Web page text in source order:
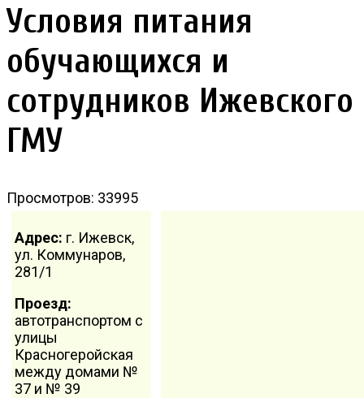
Условия питания
обучающихся и
сотрудников Ижевского
ГМУ
Просмотров: 33995
Адрес: г. Ижевск,
ул. Коммунаров,
281/1
Проезд:
автотранспортом с
улицы
Красногеройская
между домами №
37 и № 39